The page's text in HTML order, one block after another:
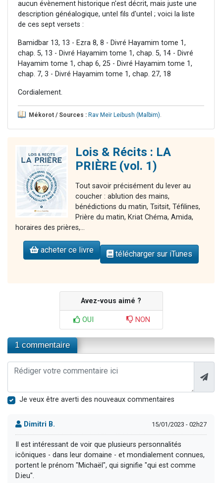
aucun évènement historique n'est décrit, mais juste une
description généalogique, untel fils d'untel ; voici la liste
de ces sept versets :
Bamidbar 13, 13 - Ezra 8, 8 - Divré Hayamim tome 1,
chap. 5, 13 - Divré Hayamim tome 1, chap. 5, 14 - Divré
Hayamim tome 1, chap 6, 25 - Divré Hayamim tome 1,
chap. 7, 3 - Divré Hayamim tome 1, chap. 27, 18
Cordialement.
Mékorot / Sources : Rav Meïr Leibush (Malbim).
Lois & Récits : LA
PRIÈRE (vol. 1)
Tout savoir précisément du lever au
coucher : ablution des mains,
bénédictions du matin, Tsitsit, Téfilines,
Prière du matin, Kriat Chéma, Amida,
horaires des prières,...
acheter ce livre télécharger sur iTunes
Avez-vous aimé ?
OUI NON
1 commentaire
Je veux être averti des nouveaux commentaires
Dimitri B. 15/01/2023 - 02h27
Il est intéressant de voir que plusieurs personnalités
icôniques - dans leur domaine - et mondialement connues,
portent le prénom "Michaël", qui signifie "qui est comme
D.ieu".